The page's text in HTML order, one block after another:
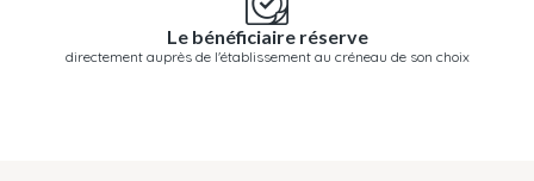
Le bénéficiaire réserve
directement auprès de l'établissement au créneau de son choix